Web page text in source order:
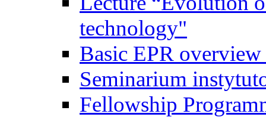
technology"
Basic EPR overview
Seminarium
Fellowship